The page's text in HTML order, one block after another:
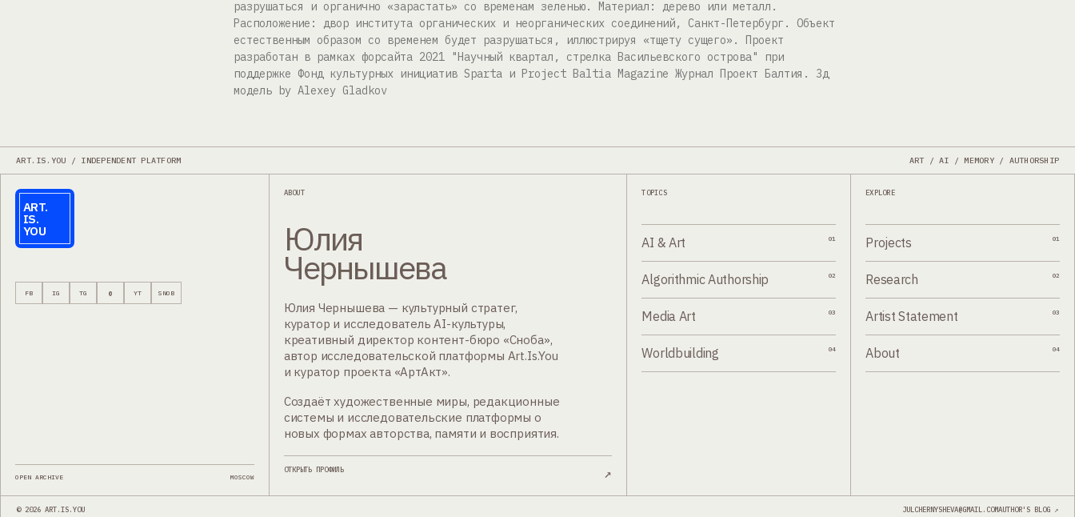
разрушаться и органично «зарастать» со временам зеленью. Материал: дерево или металл.
Расположение: двор института органических и неорганических соединений, Санкт-Петербург. Объект
естественным образом со временем будет разрушаться, иллюстрируя «тщету сущего». Проект
разработан в рамках форсайта 2021 "Научный квартал, стрелка Васильевского острова" при
поддержке Фонд культурных инициатив Sparta и Project Baltia Magazine Журнал Проект Балтия. 3д
модель by Alexey Gladkov
ART.IS.YOU / INDEPENDENT PLATFORM ART / AI / MEMORY / AUTHORSHIP
ART.
IS.
YOU
FB IG TG @ YT SNOB
OPEN ARCHIVE MOSCOW
ABOUT
Юлия
Чернышева
Юлия Чернышева — культурный стратег,
куратор и исследователь AI-культуры,
креативный директор контент-бюро «Сноба»,
автор исследовательской платформы Art.Is.You
и куратор проекта «АртАкт».
Создаёт художественные миры, редакционные
системы и исследовательские платформы о
новых формах авторства, памяти и восприятия.
ОТКРЫТЬ ПРОФИЛЬ ↗
TOPICS
AI & Art 01
Algorithmic Authorship 02
Media Art 03
Worldbuilding 04
EXPLORE
Projects 01
Research 02
Artist Statement 03
About 04
© 2026 ART.IS.YOU JULCHERNYSHEVA@GMAIL.COMAUTHOR'S BLOG ↗